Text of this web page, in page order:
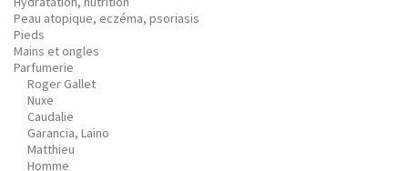
Peau atopique, eczéma, psoriasis
Pieds
Mains et ongles
Parfumerie
Roger Gallet
Nuxe
Caudalie
Garancia, Laino
Matthieu
Homme